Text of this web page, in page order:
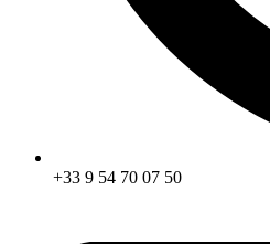
+33 9 54 70 07 50